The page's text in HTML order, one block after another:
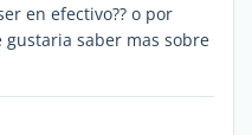
en efectivo?? o por
gustaria saber mas sobre